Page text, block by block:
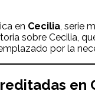
en Cecilia , serie
sobre Cecilia,
por la
en